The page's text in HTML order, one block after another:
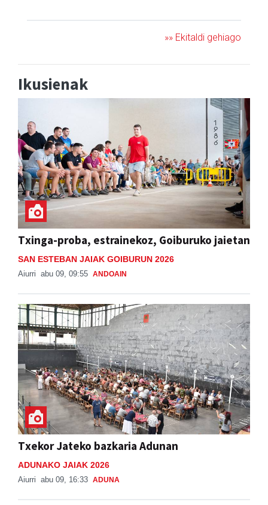
»» Ekitaldi gehiago
Ikusienak
Txinga-proba, estrainekoz, Goiburuko jaietan
SAN ESTEBAN JAIAK GOIBURUN 2026
Aiurri abu 09, 09:55 ANDOAIN
Txekor Jateko bazkaria Adunan
ADUNAKO JAIAK 2026
Aiurri abu 09, 16:33 ADUNA